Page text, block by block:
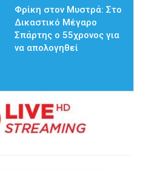
Φρίκη στον Μυστρά: Στο
Δικαστικό Μέγαρο
Σπάρτης ο 55χρονος για
να απολογηθεί